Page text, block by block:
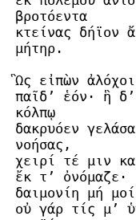
βροτόεντα
κτείνας δήϊον
μήτηρ.
Ὣς εἰπὼν
παῖδ’ ἑόν· ἣ
κόλπῳ
δακρυόεν
νοήσας,
χειρί τέ μιν
ἔκ τ’ ὀνόμαζε·
δαιμονίη μή
οὐ γάρ τίς μ’